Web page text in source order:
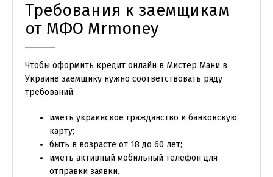
Требования к заемщикам
от МФО Mrmoney
Чтобы оформить кредит онлайн в Мистер Мани в
Украине заемщику нужно соответствовать ряду
требований:
иметь украинское гражданство и банковскую
карту;
быть в возрасте от 18 до 60 лет;
иметь активный мобильный телефон для
отправки заявки.